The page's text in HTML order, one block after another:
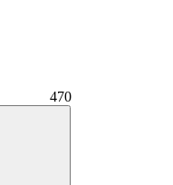
470